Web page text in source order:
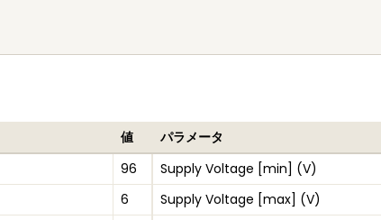
値
96
6
パラメータ
Supply Voltage [min] (V)
Supply Voltage [max] (V)